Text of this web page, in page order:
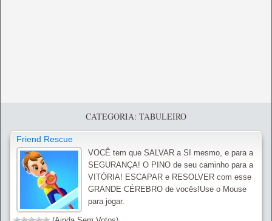
CATEGORIA: TABULEIRO
Friend Rescue
VOCÊ tem que SALVAR a SI mesmo, e para a
SEGURANÇA! O PINO de seu caminho para a
VITÓRIA! ESCAPAR e RESOLVER com esse
GRANDE CÉREBRO de vocês!Use o Mouse
para jogar.